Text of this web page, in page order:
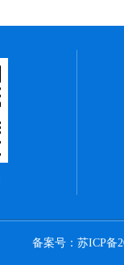
备案号：苏ICP备